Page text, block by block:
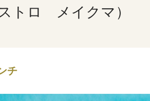
トロ メイクマ）
チ